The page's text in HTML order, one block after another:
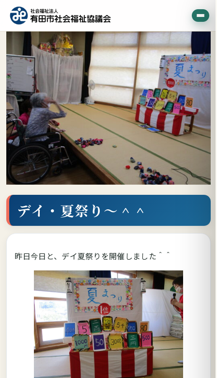
デイ・夏祭り～＾＾
昨日今日と、デイ夏祭りを開催しました＾＾